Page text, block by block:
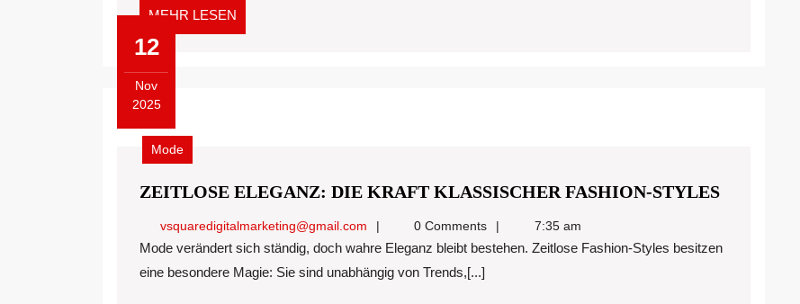
ALLTAG
PRÄGEN
MEHR LESEN
LESEN
12
Nov
2025
Mode
ZEITLOSE ELEGANZ: DIE KRAFT KLASSISCHER FASHION-STYLESZEITLOSE
KRAFT
vsquaredigitalmarketing@gmail.comvsquaredigitalmarketing@gmail.com
0 Comments 7:35 am
Mode verändert sich ständig, doch wahre Eleganz bleibt bestehen. Zeitlose Fashion-Styles besitzen
eine besondere Magie: Sie sind unabhängig von Trends,[...]